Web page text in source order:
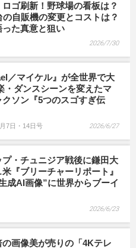
ロゴ刷新！野球場の看板は？
自販機の変更とコストは？
った真意と狙い
2026/7/30
／マイケル』が全世界で大
・ダンスシーンを変えたマ
ソン『5つのスゴすぎ伝
7日・14日号 2026/6/27
プ・チュニジア戦後に鎌田大
『ブリーチャーリポート』
成AI画像”に世界からブーイ
2026/6/23
画像美が売りの「4Kテレ